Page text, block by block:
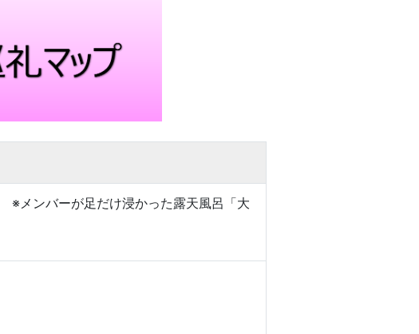
※メンバーが足だけ浸かった露天風呂「大